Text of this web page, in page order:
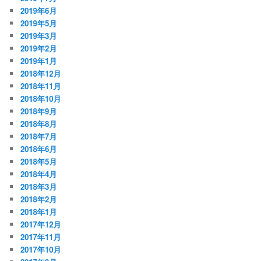
2019年6月
2019年5月
2019年3月
2019年2月
2019年1月
2018年12月
2018年11月
2018年10月
2018年9月
2018年8月
2018年7月
2018年6月
2018年5月
2018年4月
2018年3月
2018年2月
2018年1月
2017年12月
2017年11月
2017年10月